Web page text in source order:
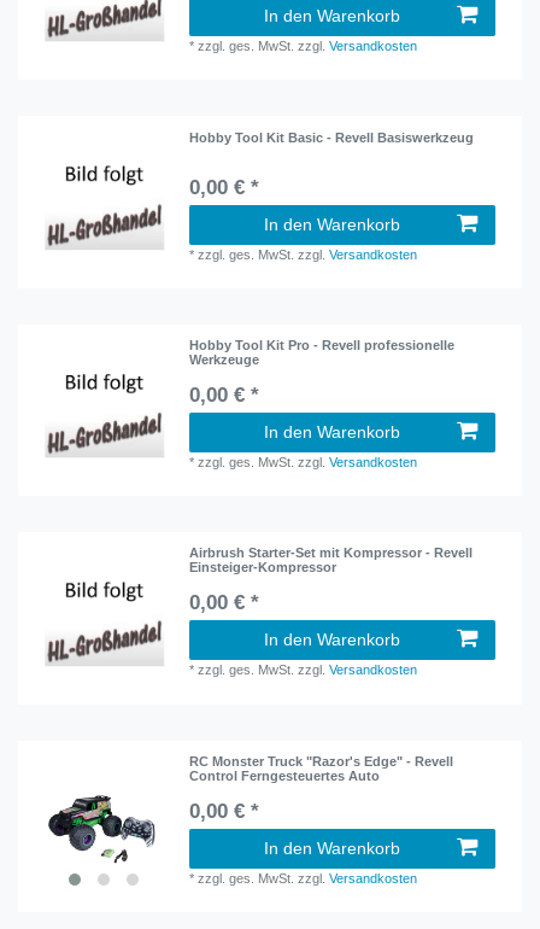
In den Warenkorb
*zzgl. ges. MwSt. zzgl.Versandkosten
Hobby Tool Kit Basic - Revell Basiswerkzeug
0,00 € *
In den Warenkorb
*zzgl. ges. MwSt. zzgl.Versandkosten
Hobby Tool Kit Pro - Revell professionelle
Werkzeuge
0,00 € *
In den Warenkorb
*zzgl. ges. MwSt. zzgl.Versandkosten
Airbrush Starter-Set mit Kompressor - Revell
Einsteiger-Kompressor
0,00 € *
In den Warenkorb
*zzgl. ges. MwSt. zzgl.Versandkosten
RC Monster Truck "Razor's Edge" - Revell
Control Ferngesteuertes Auto
0,00 € *
In den Warenkorb
*zzgl. ges. MwSt. zzgl.Versandkosten